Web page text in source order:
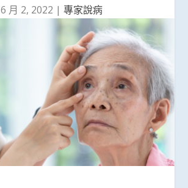
6 月 2, 2022 | 專家說病